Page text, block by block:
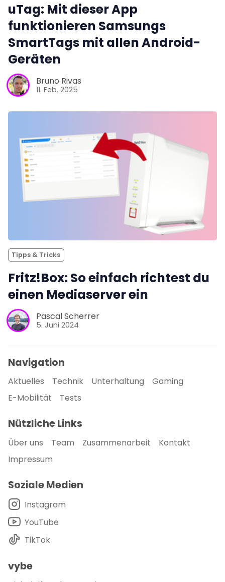
uTag: Mit dieser App
funktionieren Samsungs
SmartTags mit allen Android-
Geräten
Bruno Rivas
11. Feb. 2025
Tipps & Tricks
Fritz!Box: So einfach richtest du
einen Mediaserver ein
Pascal Scherrer
5. Juni 2024
Navigation
Aktuelles Technik Unterhaltung
Gaming
E-Mobilität
Tests
Nützliche Links
Über uns Team Zusammenarbeit
Kontakt
Impressum
Soziale Medien
Instagram
YouTube
TikTok
vybe